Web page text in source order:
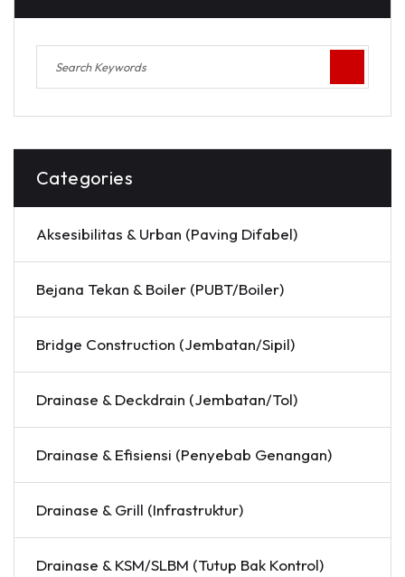
Categories
Aksesibilitas & Urban (Paving Difabel)
Bejana Tekan & Boiler (PUBT/Boiler)
Bridge Construction (Jembatan/Sipil)
Drainase & Deckdrain (Jembatan/Tol)
Drainase & Efisiensi (Penyebab Genangan)
Drainase & Grill (Infrastruktur)
Drainase & KSM/SLBM (Tutup Bak Kontrol)